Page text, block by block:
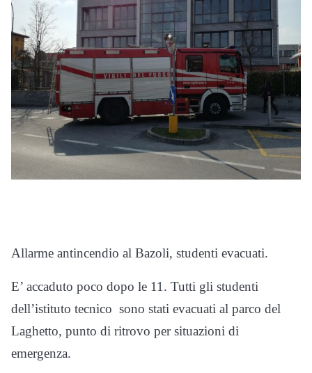
Allarme antincendio al Bazoli, studenti evacuati.
E’ accaduto poco dopo le 11. Tutti gli studenti
dell’istituto tecnico sono stati evacuati al parco del
Laghetto, punto di ritrovo per situazioni di
emergenza.